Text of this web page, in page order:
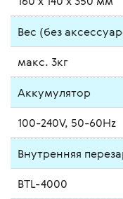
Вес (без
макс. 3кг
Аккумулятор
100-240V, 50-60Hz
Внутренняя
BTL-4000